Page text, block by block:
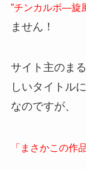
”チンカルボ―旋
ません！
サイト主のま
しいタイトル
なのですが、
「まさかこの作